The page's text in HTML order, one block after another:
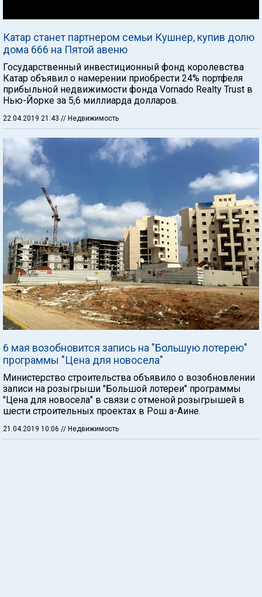
Катар станет партнером семьи Кушнер, купив долю
дома 666 на Пятой авеню
Государственный инвестиционный фонд королевства
Катар объявил о намерении приобрести 24% портфеля
прибыльной недвижимости фонда Vornado Realty Trust в
Нью-Йорке за 5,6 миллиарда долларов.
22.04.2019 21:43 // Недвижимость
6 мая возобновится запись на "Большую лотерею"
программы "Цена для новосела"
Министерство строительства объявило о возобновлении
записи на розыгрыши "Большой лотереи" программы
"Цена для новосела" в связи с отменой розыгрышей в
шести строительных проектах в Рош а-Аине.
21.04.2019 10:06 // Недвижимость